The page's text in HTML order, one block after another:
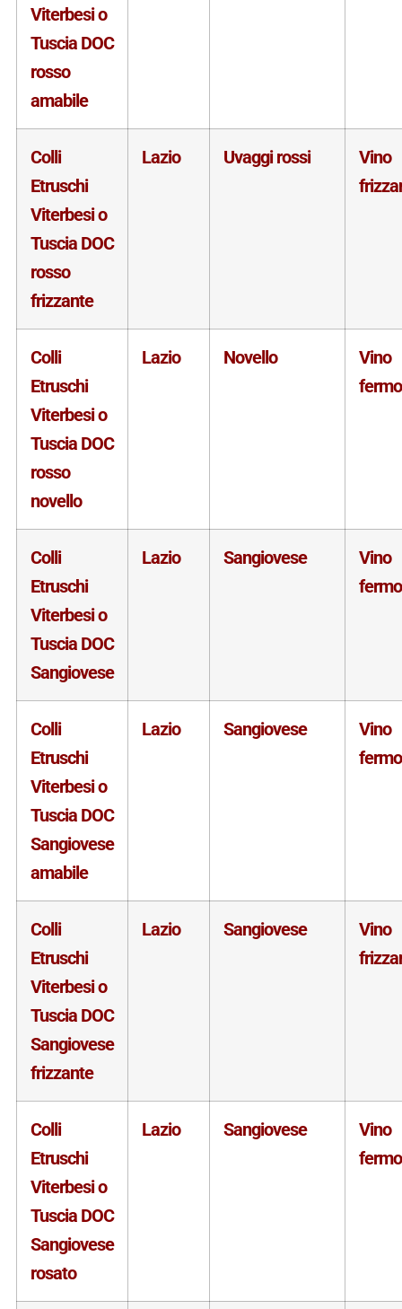
Viterbesi o
Tuscia DOC
rosso
amabile
Colli
Etruschi
Viterbesi o
Tuscia DOC
rosso
frizzante
Lazio Uvaggi rossi
Vino
Colli
Etruschi
Viterbesi o
Tuscia DOC
rosso
novello
Lazio Novello
Vino
fermo
Colli
Etruschi
Viterbesi o
Tuscia DOC
Sangiovese
Lazio Sangiovese
Vino
fermo
Colli
Etruschi
Viterbesi o
Tuscia DOC
Sangiovese
amabile
Lazio Sangiovese
Vino
fermo
Colli
Etruschi
Viterbesi o
Tuscia DOC
Sangiovese
frizzante
Lazio Sangiovese
Vino
Colli
Etruschi
Viterbesi o
Tuscia DOC
Sangiovese
rosato
Lazio Sangiovese
Vino
fermo